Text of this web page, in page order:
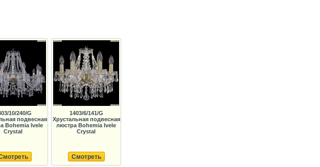
10/240/G
подвесная
Bohemia Ivele
Crystal
1403/6/141/G
Хрустальная подвесная
люстра Bohemia Ivele
Crystal
Смотреть